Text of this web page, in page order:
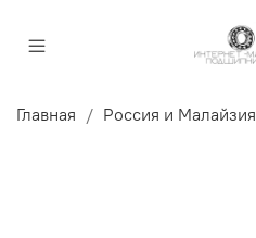
Главная Россия и Малайзия